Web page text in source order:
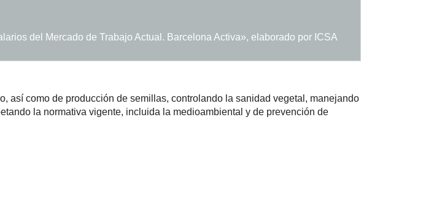
del Mercado de Trabajo Actual. Barcelona Activa», elaborado por ICSA
así como de producción de semillas, controlando la sanidad vegetal, manejando
la normativa vigente, incluida la medioambiental y de prevención de